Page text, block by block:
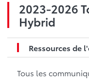
2023-2026
Hybrid
Ressources de
Tous les